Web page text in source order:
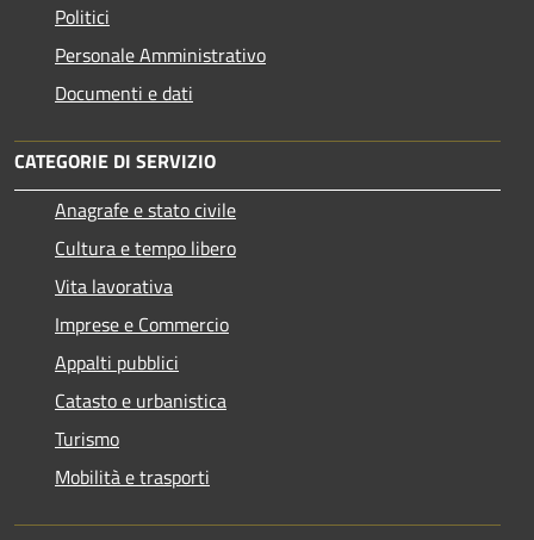
Politici
Personale Amministrativo
Documenti e dati
CATEGORIE DI SERVIZIO
Anagrafe e stato civile
Cultura e tempo libero
Vita lavorativa
Imprese e Commercio
Appalti pubblici
Catasto e urbanistica
Turismo
Mobilità e trasporti